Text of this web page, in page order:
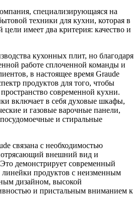
специализирующаяся на
техники для кухни, которая в
цели имеет два критерия: качество и
кухонных плит, но благодаря
работе сплоченной команды и
в настоящее время Graude
продуктов для того, чтобы
современной кухни.
включает в себя духовые шкафы,
и газовые варочные панели,
и стиральные
связана с необходимостью
внешний вид и
демонстрирует современный
линейки продуктов с неизменным
дизайном, высокой
и пристальным вниманием к